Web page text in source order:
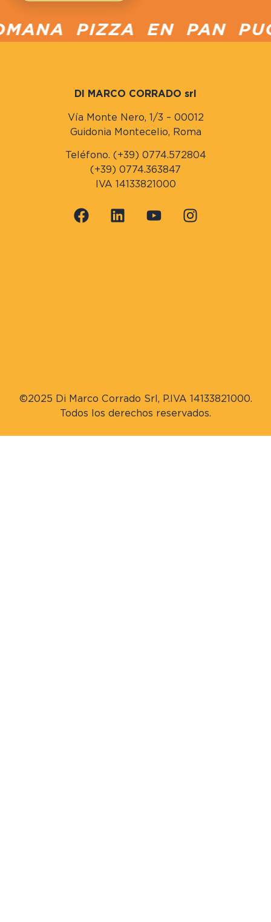
PIZZA EN PAN
DI MARCO CORRADO srl
Vía Monte Nero, 1/3 – 00012
Guidonia Montecelio, Roma
Teléfono. (+39) 0774.572804
(+39) 0774.363847
IVA 14133821000
©2025 Di Marco Corrado Srl, P.IVA 14133821000.
Todos los derechos reservados.